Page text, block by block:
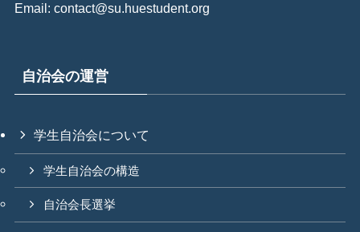
Email: contact@su.huestudent.org
自治会の運営
学生自治会について
学生自治会の構造
自治会長選挙